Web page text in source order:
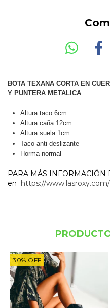
BOTA TEXANA CORTA EN
Y PUNTERA METALICA
Altura taco 6cm
Altura caña 12cm
Altura suela 1cm
Taco anti deslizante
Horma normal
PARA MÁS INFORMACIÓN
en https://
30% OFF